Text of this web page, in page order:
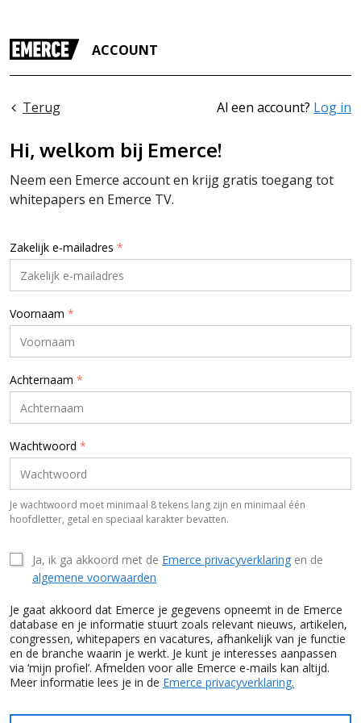
ACCOUNT
Terug Al een account? Log in
Hi, welkom bij Emerce!
Neem een Emerce account en krijg gratis toegang tot
whitepapers en Emerce TV.
Zakelijk e-mailadres *
Voornaam *
Achternaam *
Wachtwoord *
Je wachtwoord moet minimaal 8 tekens lang zijn en minimaal één
hoofdletter, getal en speciaal karakter bevatten.
Ja, ik ga akkoord met de Emerce privacyverklaring en de
algemene voorwaarden
Je gaat akkoord dat Emerce je gegevens opneemt in de Emerce
database en je informatie stuurt zoals relevant nieuws, artikelen,
congressen, whitepapers en vacatures, afhankelijk van je functie
en de branche waarin je werkt. Je kunt je interesses aanpassen
via ‘mijn profiel’. Afmelden voor alle Emerce e-mails kan altijd.
Meer informatie lees je in de Emerce privacyverklaring.